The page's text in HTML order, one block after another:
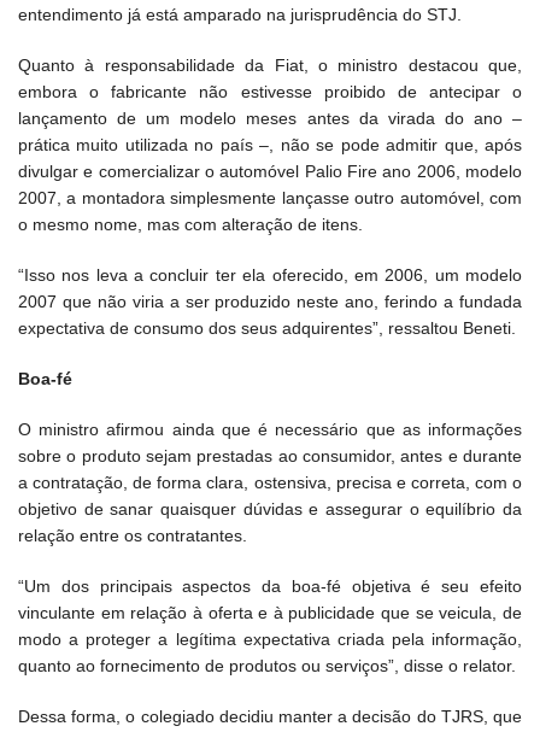
entendimento já está amparado na jurisprudência do STJ.
Quanto à responsabilidade da Fiat, o ministro destacou que,
embora o fabricante não estivesse proibido de antecipar o
lançamento de um modelo meses antes da virada do ano –
prática muito utilizada no país –, não se pode admitir que, após
divulgar e comercializar o automóvel Palio Fire ano 2006, modelo
2007, a montadora simplesmente lançasse outro automóvel, com
o mesmo nome, mas com alteração de itens.
“Isso nos leva a concluir ter ela oferecido, em 2006, um modelo
2007 que não viria a ser produzido neste ano, ferindo a fundada
expectativa de consumo dos seus adquirentes”, ressaltou Beneti.
Boa-fé
O ministro afirmou ainda que é necessário que as informações
sobre o produto sejam prestadas ao consumidor, antes e durante
a contratação, de forma clara, ostensiva, precisa e correta, com o
objetivo de sanar quaisquer dúvidas e assegurar o equilíbrio da
relação entre os contratantes.
“Um dos principais aspectos da boa-fé objetiva é seu efeito
vinculante em relação à oferta e à publicidade que se veicula, de
modo a proteger a legítima expectativa criada pela informação,
quanto ao fornecimento de produtos ou serviços”, disse o relator.
Dessa forma, o colegiado decidiu manter a decisão do TJRS, que